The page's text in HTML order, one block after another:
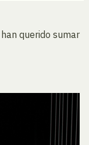
querido sumar